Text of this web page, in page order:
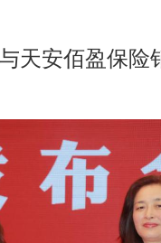
天安佰盈保险